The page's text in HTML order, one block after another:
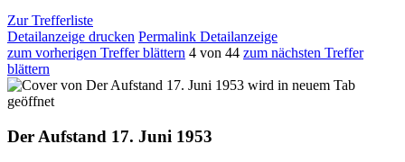
Zur Trefferliste
Detailanzeige drucken Permalink Detailanzeige
zum vorherigen Treffer blättern 4 von 44 zum nächsten Treffer
blättern
wird in neuem Tab
geöffnet
Der Aufstand 17. Juni 1953